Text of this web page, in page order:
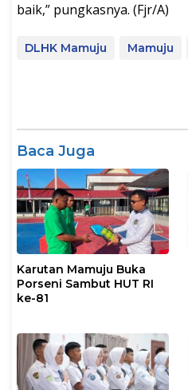
baik,” pungkasnya. (Fjr/A)
DLHK Mamuju Mamuju
Baca Juga
Karutan Mamuju Buka
Porseni Sambut HUT RI
ke-81